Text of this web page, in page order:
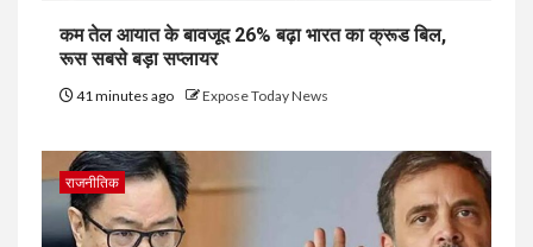
कम तेल आयात के बावजूद 26% बढ़ा भारत का क्रूड बिल,
रूस सबसे बड़ा सप्लायर
41 minutes ago Expose Today News
राजनीतिक